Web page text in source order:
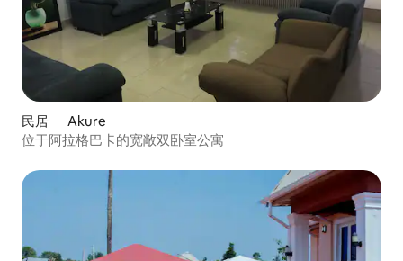
民居 ｜ Akure
位于阿拉格巴卡的宽敞双卧室公寓